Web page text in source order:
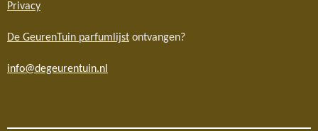
Privacy
De GeurenTuin parfumlijst ontvangen?
info@degeurentuin.nl